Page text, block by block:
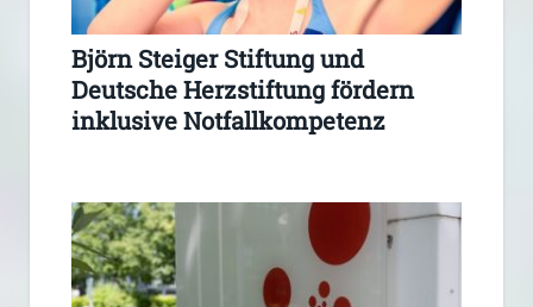
Björn Steiger Stiftung und
Deutsche Herzstiftung fördern
inklusive Notfallkompetenz